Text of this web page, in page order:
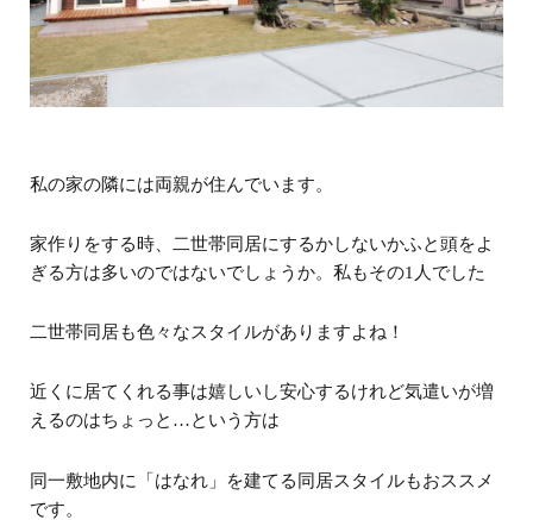
私の家の隣には両親が住んでいます。
家作りをする時、二世帯同居にするかしないかふと頭をよ
ぎる方は多いのではないでしょうか。 私もその1 人でした
二世帯同居も色々なスタイルがありますよね！
近くに居てくれる事は嬉しいし安心するけれど気遣いが増
えるのはちょっと …という方は
同一敷地内に「はなれ」を建てる同居スタイルもおススメ
です。